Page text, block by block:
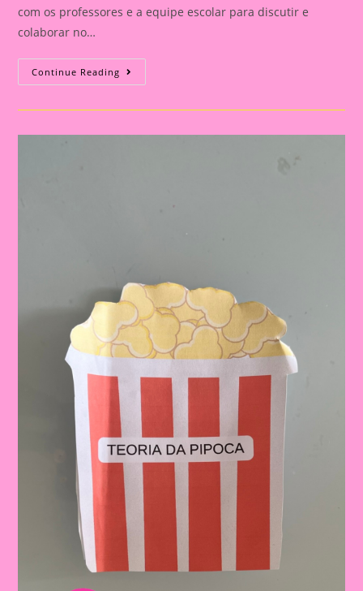
com os professores e a equipe escolar para discutir e
colaborar no…
Continue Reading Lembrancinha
Reunião